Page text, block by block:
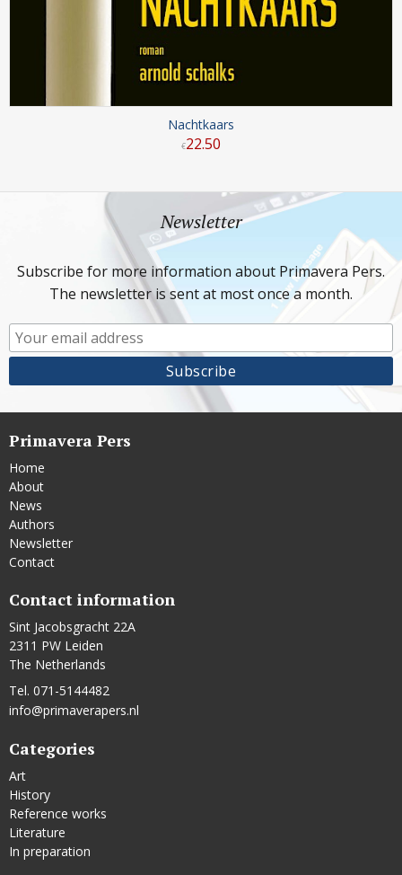
Nachtkaars
€22.50
Newsletter
Subscribe for more information about Primavera Pers.
The newsletter is sent at most once a month.
Primavera Pers
Home
About
News
Authors
Newsletter
Contact
Contact information
Sint Jacobsgracht 22A
2311 PW Leiden
The Netherlands
Tel. 071-5144482
info@primaverapers.nl
Categories
Art
History
Reference works
Literature
In preparation